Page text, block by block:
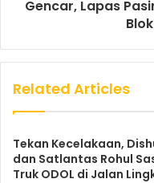
Gencar, Lapas
Related Articles
Tekan Kecelakaan,
dan Satlantas Rohul
Truk ODOL di Jalan